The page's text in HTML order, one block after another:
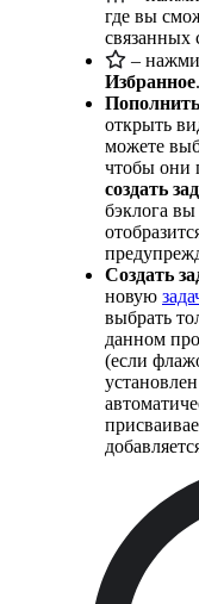
где вы
связанных
–
Избранное.
открыть
можете
чтобы они
создать
бэклога
Создать
новую
выбрать
данном
(если